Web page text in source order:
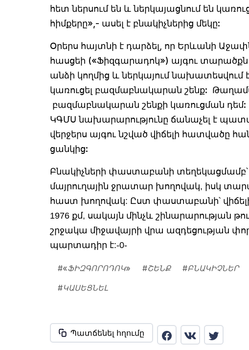
հետ ներսում են և ներկայացնում են
հիմքերը»,- ասել է բնակիչներից մեկը:
Օրերս հայտնի է դարձել, որ Երևանի
հասցեի («Ֆիզգարադոկ») այգու
անձի կողմից և ներկայում
կառուցել բազմաբնակարան շենք:
բազմաբնակարան շենքի կառուցման դեմ:
ԿԳՄՍ նախարարությունը ճանաչել է
վերջերս այգու նշված վիճելի հատվածը
ցանկից:
Բնակիչների փաստաբանի
մայրուղային ջրատար խողովակ, իսկ
հաստ խողովակ: Ըստ փաստաբանի՝
1976 քմ, սակայն մինչև շինարարության
շրջակա միջավայրի վրա ազդեցության
պարտադիր է:-0-
#«ՖԻԶԳՈՐՈԴՈԿ» #ՇԵՆՔ #ԲՆԱԿԻՉՆԵՐ
#ԿԱՍԵՑՆԵԼ
Պատճենել հղումը